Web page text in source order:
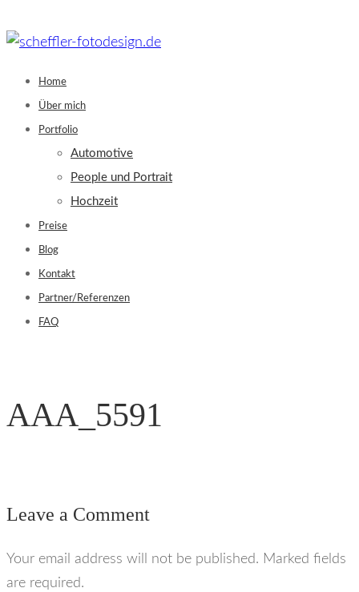
to
Home
Über mich
Portfolio
Automotive
People und Portrait
Hochzeit
Preise
Blog
Kontakt
Partner/Referenzen
FAQ
AAA_5591
Leave a Comment
Your email address will not be published. Marked fields
are required.